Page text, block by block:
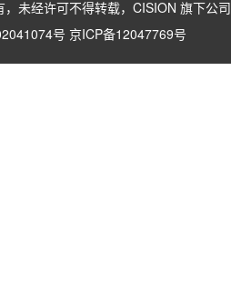
未经许可不得转载，CISION 旗下公司
号 京ICP备12047769号